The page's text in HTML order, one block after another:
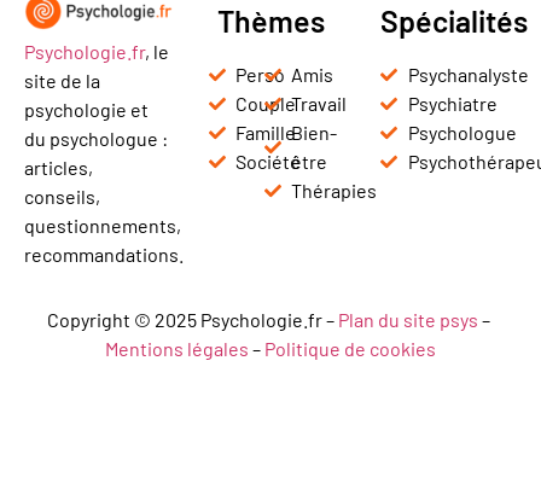
Psychologie.fr, le
site de la
psychologie et
du psychologue :
articles,
conseils,
questionnements,
recommandations.
Thèmes
Perso
Couple
Famille
Société
Amis
Travail
Bien-
être
Thérapies
Spécialités
Psychanalyste
Psychiatre
Psychologue
Copyright © 2025 Psychologie.fr – Plan du site psys –
Mentions légales – Politique de cookies